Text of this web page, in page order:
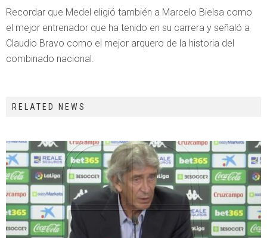
Recordar que Medel eligió también a Marcelo Bielsa como
el mejor entrenador que ha tenido en su carrera y señaló a
Claudio Bravo como el mejor arquero de la historia del
combinado nacional.
RELATED NEWS